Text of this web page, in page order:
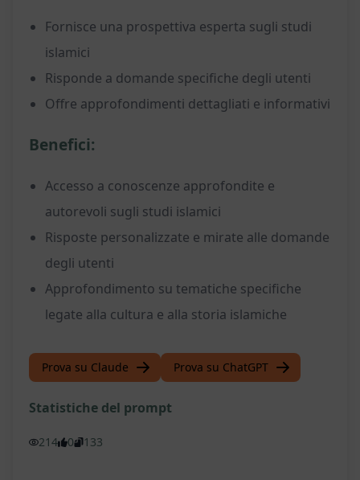
Fornisce una prospettiva esperta sugli studi
islamici
Risponde a domande specifiche degli utenti
Offre approfondimenti dettagliati e informativi
Benefici:
Accesso a conoscenze approfondite e
autorevoli sugli studi islamici
Risposte personalizzate e mirate alle domande
degli utenti
Approfondimento su tematiche specifiche
legate alla cultura e alla storia islamiche
Prova su Claude Prova su ChatGPT
Statistiche del prompt
214 0 133